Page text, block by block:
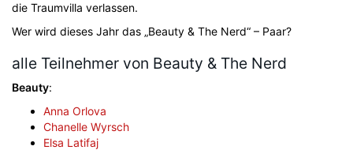
die Traumvilla verlassen.
Wer wird dieses Jahr das „Beauty & The Nerd“ – Paar?
alle Teilnehmer von Beauty & The Nerd
Beauty:
Anna Orlova
Chanelle Wyrsch
Elsa Latifaj